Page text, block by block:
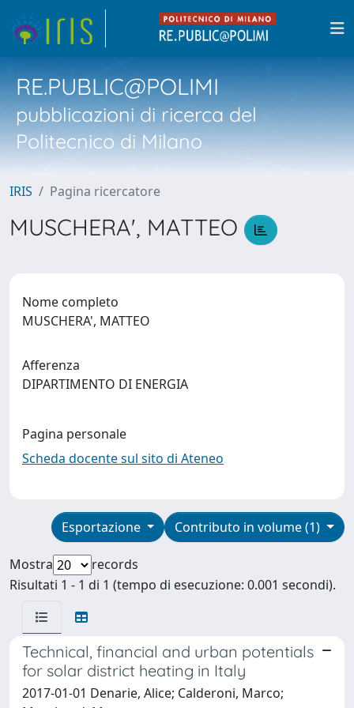
RE.PUBLIC@POLIMI
pubblicazioni di ricerca del
Politecnico di Milano
IRIS Pagina ricercatore
MUSCHERA', MATTEO
Nome completo
MUSCHERA', MATTEO
Afferenza
DIPARTIMENTO DI ENERGIA
Pagina personale
Scheda docente sul sito di Ateneo
Contributo in volume (1)
Esportazione
Mostra
records
Risultati 1 - 1 di 1 (tempo di esecuzione: 0.001 secondi).
Technical, financial and urban potentials
for solar district heating in Italy
2017-01-01 Denarie, Alice; Calderoni, Marco;